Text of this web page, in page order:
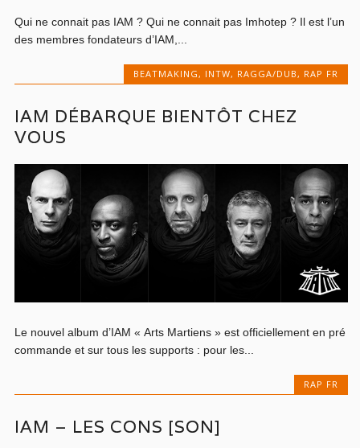
Qui ne connait pas IAM ? Qui ne connait pas Imhotep ? Il est l’un
des membres fondateurs d’IAM,...
BEATMAKING, INTW, RAGGA/DUB, RAP FR
IAM DÉBARQUE BIENTÔT CHEZ
VOUS
Le nouvel album d’IAM « Arts Martiens » est officiellement en pré
commande et sur tous les supports : pour les...
RAP FR
IAM – LES CONS [SON]